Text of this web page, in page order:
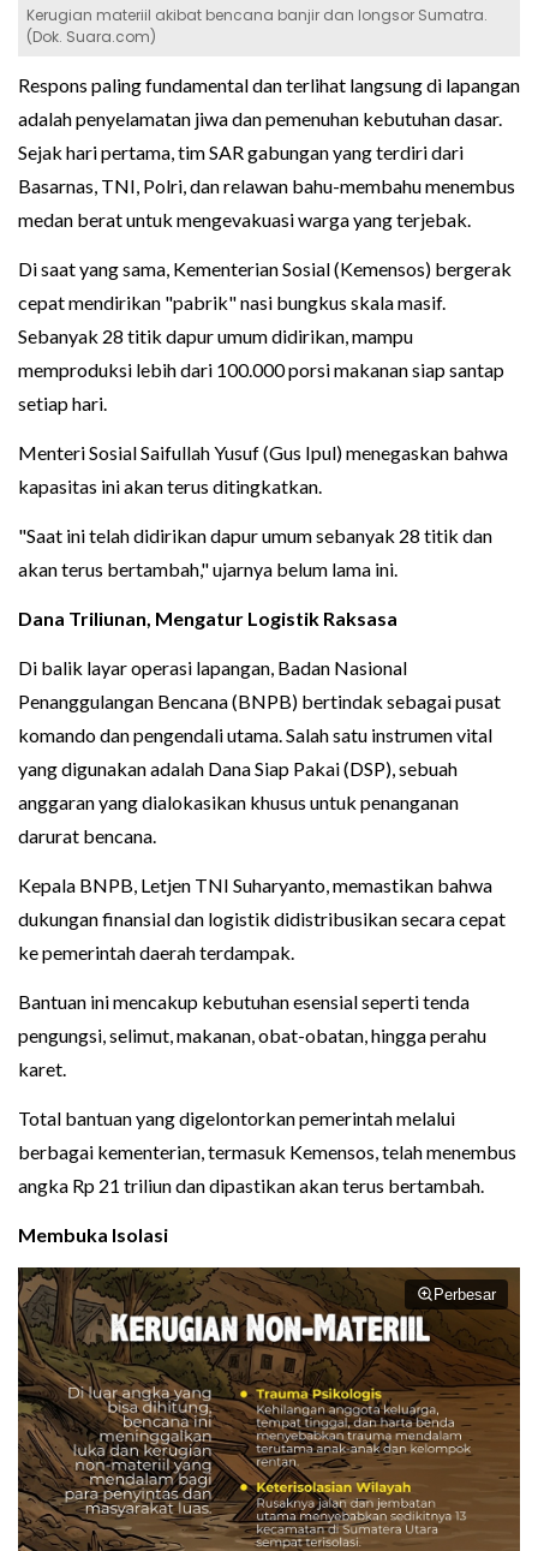
Kerugian materiil akibat bencana banjir dan longsor Sumatra.
(Dok. Suara.com)
Respons paling fundamental dan terlihat langsung di lapangan
adalah penyelamatan jiwa dan pemenuhan kebutuhan dasar.
Sejak hari pertama, tim SAR gabungan yang terdiri dari
Basarnas, TNI, Polri, dan relawan bahu-membahu menembus
medan berat untuk mengevakuasi warga yang terjebak.
Di saat yang sama, Kementerian Sosial (Kemensos) bergerak
cepat mendirikan "pabrik" nasi bungkus skala masif.
Sebanyak 28 titik dapur umum didirikan, mampu
memproduksi lebih dari 100.000 porsi makanan siap santap
setiap hari.
Menteri Sosial Saifullah Yusuf (Gus Ipul) menegaskan bahwa
kapasitas ini akan terus ditingkatkan.
"Saat ini telah didirikan dapur umum sebanyak 28 titik dan
akan terus bertambah," ujarnya belum lama ini.
Dana Triliunan, Mengatur Logistik Raksasa
Di balik layar operasi lapangan, Badan Nasional
Penanggulangan Bencana (BNPB) bertindak sebagai pusat
komando dan pengendali utama. Salah satu instrumen vital
yang digunakan adalah Dana Siap Pakai (DSP), sebuah
anggaran yang dialokasikan khusus untuk penanganan
darurat bencana.
Kepala BNPB, Letjen TNI Suharyanto, memastikan bahwa
dukungan finansial dan logistik didistribusikan secara cepat
ke pemerintah daerah terdampak.
Bantuan ini mencakup kebutuhan esensial seperti tenda
pengungsi, selimut, makanan, obat-obatan, hingga perahu
karet.
Total bantuan yang digelontorkan pemerintah melalui
berbagai kementerian, termasuk Kemensos, telah menembus
angka Rp 21 triliun dan dipastikan akan terus bertambah.
Membuka Isolasi
Perbesar